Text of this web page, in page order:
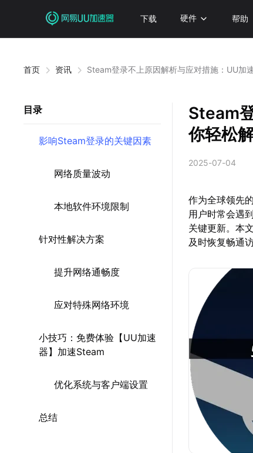
下载 硬件 帮助
首页 资讯 Steam登录不上原因解析与应对措施：UU加
目录
影响Steam登录的关键因素
网络质量波动
本地软件环境限制
针对性解决方案
提升网络通畅度
应对特殊网络环境
小技巧：免费体验【UU加速
器】加速Steam
优化系统与客户端设置
总结
Steam
你轻松
2025-07-04
作为全球领先
用户时常会遇
关键更新。本
及时恢复畅通访